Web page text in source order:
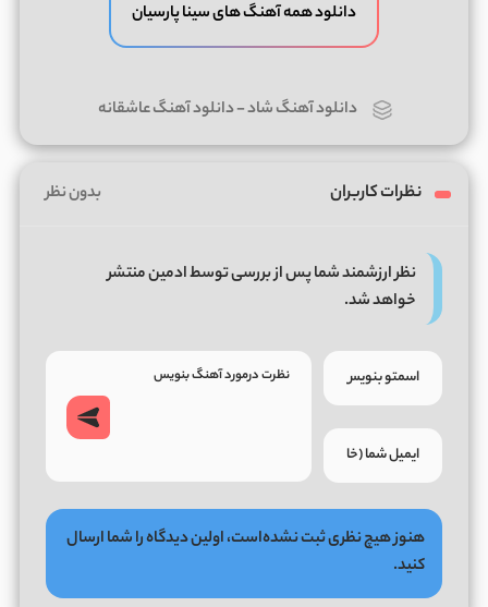
دانلود همه آهنگ های سینا پارسیان
دانلود آهنگ شاد-دانلود آهنگ عاشقانه
نظرات کاربران بدون نظر
نظر ارزشمند شما پس از بررسی توسط ادمین منتشر
خواهد شد.
هنوز هیچ نظری ثبت نشده‌است، اولین دیدگاه را شما ارسال
کنید.